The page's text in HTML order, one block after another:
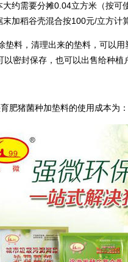
约需要分摊0.04立方米（按
加稻谷壳混合按100元/立方计
料，清理出来的垫料，可以用
密封保存，也可以出售给种植
猪菌种加垫料的使用成本为：